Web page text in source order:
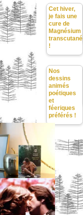
Cet hiver,
je fais une
cure de
Magnésium
transcutané
!
Nos
dessins
animés
poétiques
et
féeriques
préférés !